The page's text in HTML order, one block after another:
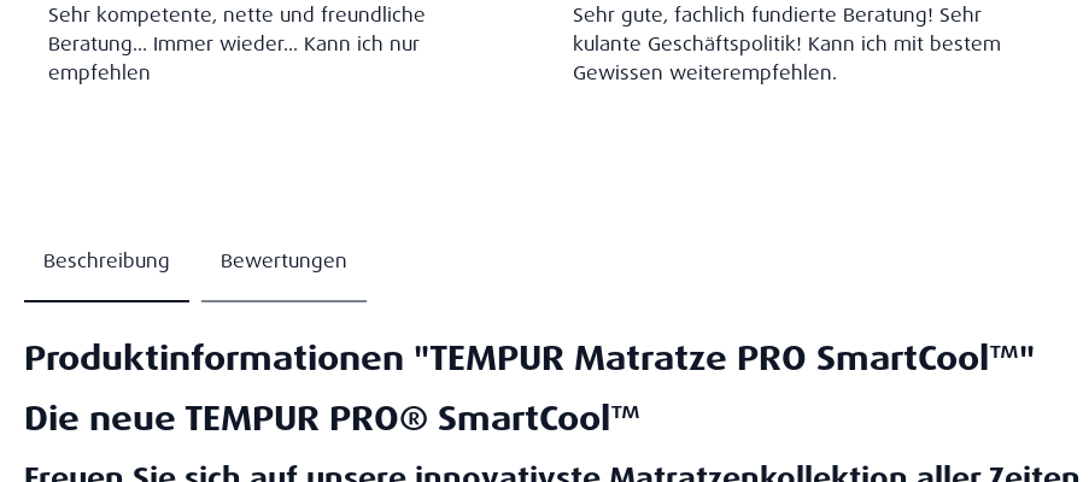
Sehr kompetente, nette und freundliche
Beratung... Immer wieder... Kann ich nur
empfehlen
Sehr gute, fachlich fundierte Beratung! Sehr
kulante Geschäftspolitik! Kann ich mit bestem
Gewissen weiterempfehlen.
Beschreibung Bewertungen
Produktinformationen "TEMPUR Matratze PRO SmartCool™"
Die neue TEMPUR PRO® SmartCool™